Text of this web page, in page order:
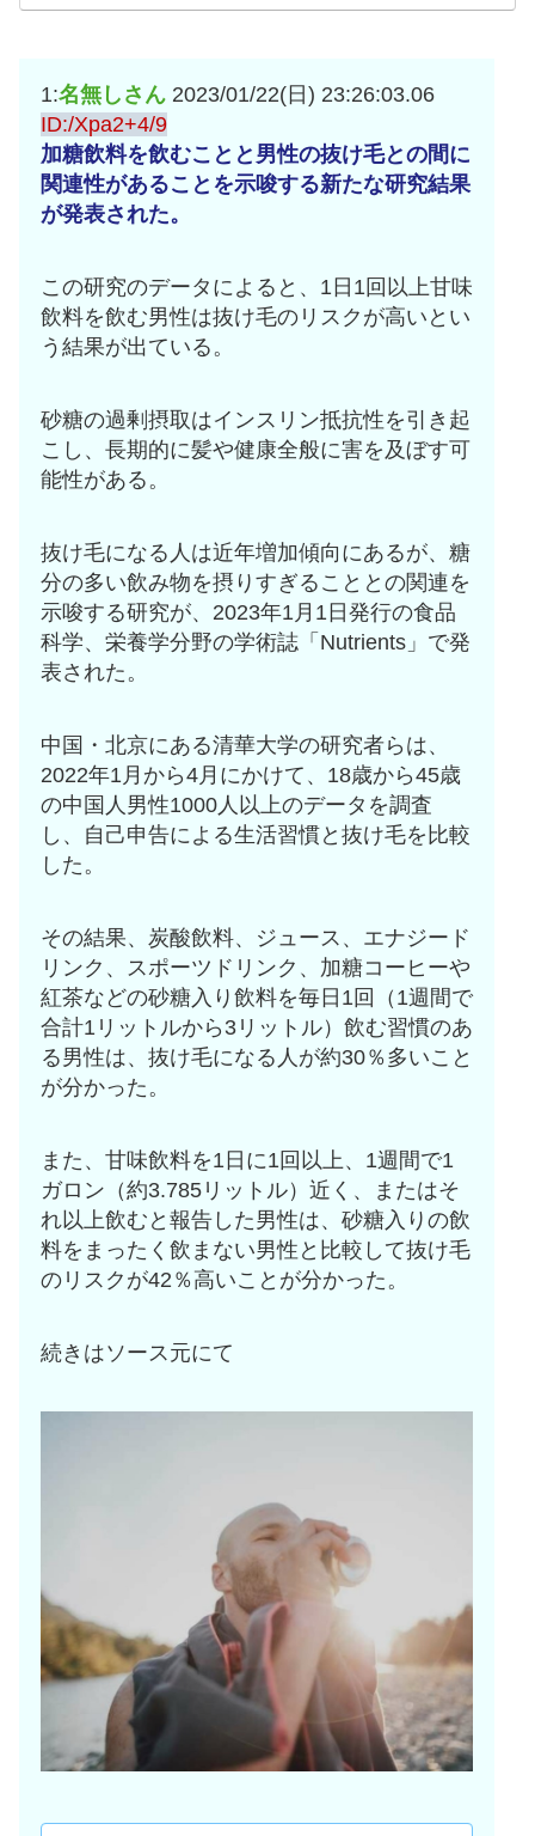
1:名無しさん 2023/01/22(日) 23:26:03.06
ID:/Xpa2+4/9
加糖飲料を飲むことと男性の抜け毛との間に
関連性があることを示唆する新たな研究結果
が発表された。
この研究のデータによると、1日1回以上甘味
飲料を飲む男性は抜け毛のリスクが高いとい
う結果が出ている。
砂糖の過剰摂取はインスリン抵抗性を引き起
こし、長期的に髪や健康全般に害を及ぼす可
能性がある。
抜け毛になる人は近年増加傾向にあるが、糖
分の多い飲み物を摂りすぎることとの関連を
示唆する研究が、2023年1月1日発行の食品
科学、栄養学分野の学術誌「Nutrients」で発
表された。
中国・北京にある清華大学の研究者らは、
2022年1月から4月にかけて、18歳から45歳
の中国人男性1000人以上のデータを調査
し、自己申告による生活習慣と抜け毛を比較
した。
その結果、炭酸飲料、ジュース、エナジード
リンク、スポーツドリンク、加糖コーヒーや
紅茶などの砂糖入り飲料を毎日1回（1週間で
合計1リットルから3リットル）飲む習慣のあ
る男性は、抜け毛になる人が約30％多いこと
が分かった。
また、甘味飲料を1日に1回以上、1週間で1
ガロン（約3.785リットル）近く、またはそ
れ以上飲むと報告した男性は、砂糖入りの飲
料をまったく飲まない男性と比較して抜け毛
のリスクが42％高いことが分かった。
続きはソース元にて